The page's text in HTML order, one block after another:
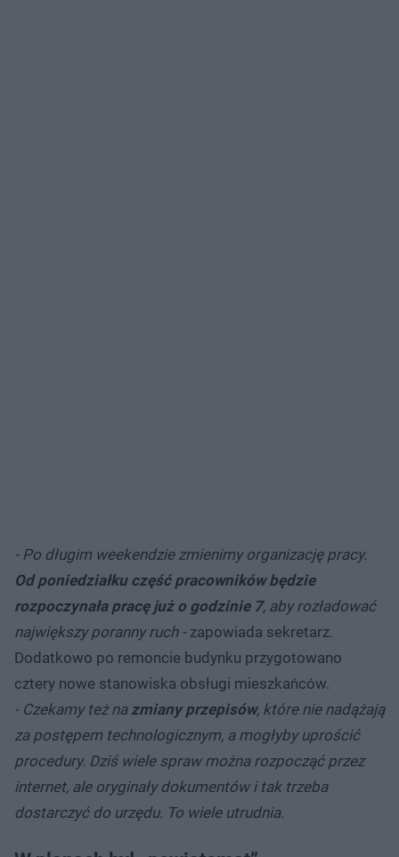
- Po długim weekendzie zmienimy organizację pracy.
Od poniedziałku część pracowników będzie
rozpoczynała pracę już o godzinie 7, aby rozładować
największy poranny ruch -zapowiada sekretarz.
Dodatkowo po remoncie budynku przygotowano
cztery nowe stanowiska obsługi mieszkańców.
- Czekamy też na zmiany przepisów, które nie nadążają
za postępem technologicznym, a mogłyby uprościć
procedury. Dziś wiele spraw można rozpocząć przez
internet, ale oryginały dokumentów i tak trzeba
dostarczyć do urzędu. To wiele utrudnia.